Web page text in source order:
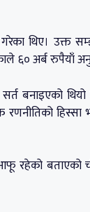
थिए। उक्त
६० अर्ब रुपैयाँ
सर्त बनाइएको
आफू रहेको